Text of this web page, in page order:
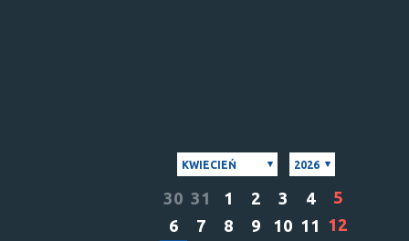
KWIECIEŃ 2026
30 31 1 2 3 4
5
6
7 8 9 10 11 12